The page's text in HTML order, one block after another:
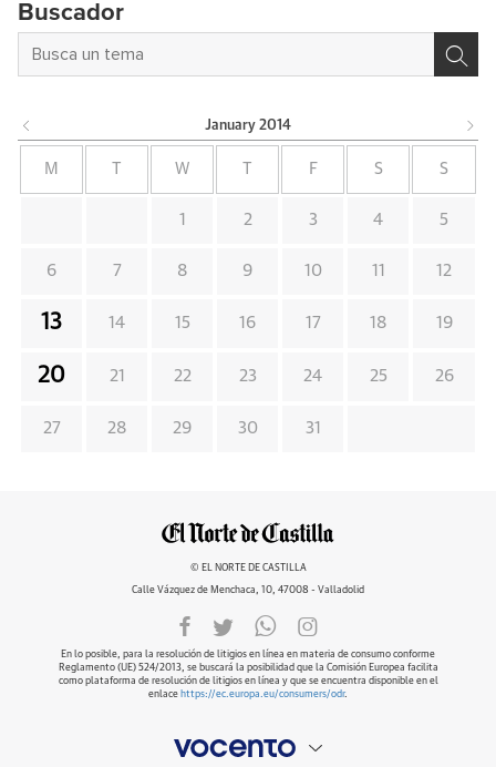
Buscador
January 2014
M W F S S
1 2 3 4 5
6 7 8 9 10 11 12
13 14 15 16 17 18 19
20 21 22 23 24 25 26
27 28 29 30 31
© EL NORTE DE CASTILLA
Calle Vázquez de Menchaca, 10, 47008 - Valladolid
En lo posible, para la resolución de litigios en línea en materia de consumo conforme
Reglamento (UE) 524/2013, se buscará la posibilidad que la Comisión Europea facilita
como plataforma de resolución de litigios en línea y que se encuentra disponible en el
enlace https://ec.europa.eu/consumers/odr.